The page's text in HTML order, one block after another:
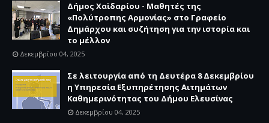
Δήμος Χαϊδαρίου - Μαθητές της
«Πολύτροπης Αρμονίας» στο Γραφείο
Δημάρχου και συζήτηση για την ιστορία και
το μέλλον
Δεκεμβρίου 04, 2025
Σε λειτουργία από τη Δευτέρα 8 Δεκεμβρίου
η Υπηρεσία Εξυπηρέτησης Αιτημάτων
Καθημερινότητας του Δήμου Ελευσίνας
Δεκεμβρίου 04, 2025